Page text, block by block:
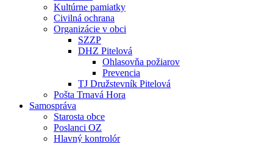
Kultúrne pamiatky
Civilná ochrana
Organizácie v obci
SZZP
DHZ Pitelová
Ohlasovňa požiarov
Prevencia
TJ Družstevník Pitelová
Pošta Trnavá Hora
Samospráva
Starosta obce
Poslanci OZ
Hlavný kontrolór